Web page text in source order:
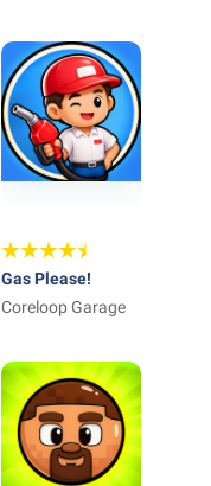
Gas Please!
Coreloop Garage